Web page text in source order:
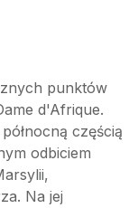
punktów
d'Afrique.
częścią
odbiciem
Na jej